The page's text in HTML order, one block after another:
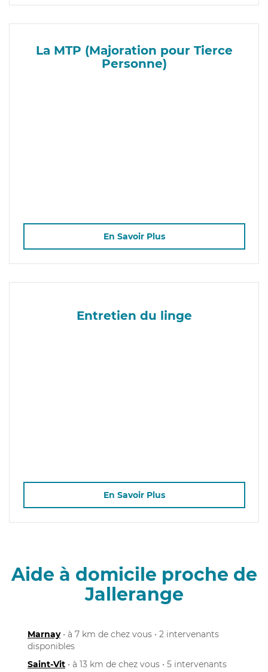
La MTP (Majoration pour Tierce
Personne)
En Savoir Plus
Entretien du linge
En Savoir Plus
Aide à domicile proche de
Jallerange
Marnay• à 7 km de chez vous • 2 intervenants
disponibles
Saint-Vit • à 13 km de chez vous • 5 intervenants